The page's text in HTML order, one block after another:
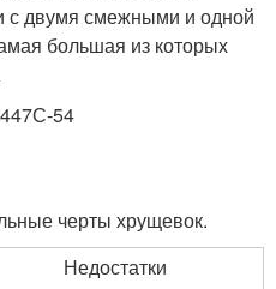
с двумя смежными и одной
большая из которых
54
черты хрущевок.
Недостатки